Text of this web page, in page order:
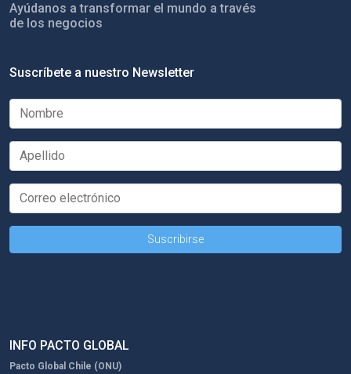
Ayúdanos a transformar el mundo a través
de los negocios
Suscríbete a nuestro Newsletter
INFO PACTO GLOBAL
Pacto Global Chile (ONU)